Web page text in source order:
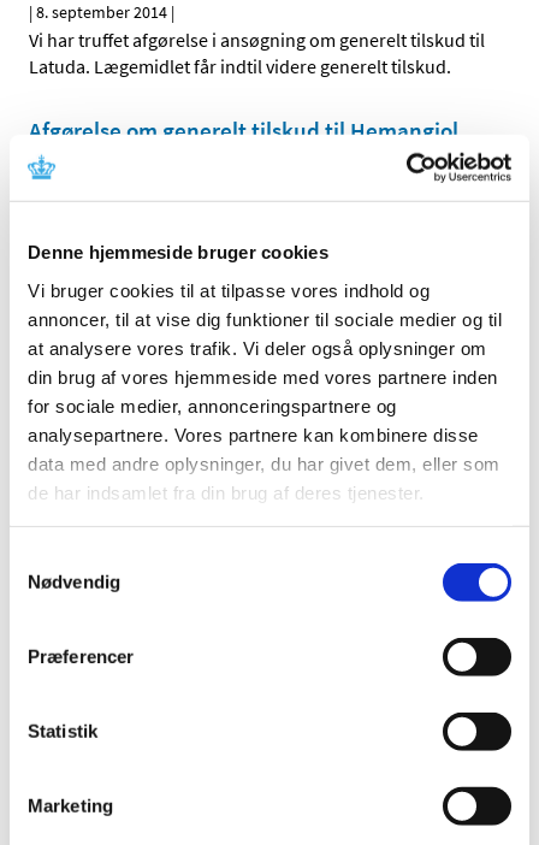
Denne hjemmeside bruger cookies
Vi bruger cookies til at tilpasse vores indhold og
annoncer, til at vise dig funktioner til sociale medier og til
at analysere vores trafik. Vi deler også oplysninger om
din brug af vores hjemmeside med vores partnere inden
for sociale medier, annonceringspartnere og
analysepartnere. Vores partnere kan kombinere disse
data med andre oplysninger, du har givet dem, eller som
de har indsamlet fra din brug af deres tjenester.
Nødvendig
Præferencer
Statistik
Marketing
|8. september 2014 |
Vi har truffet afgørelse i ansøgning om generelt tilskud til
Latuda. Lægemidlet får indtil videre generelt tilskud.
Afgørelse om generelt tilskud til Hemangiol
(opdateret)
Hemangiol. Lægemidlet får ikke generelt tilskud
Alle (2506)
TID
2026 (84)
2025 (158)
2024 (224)
2021 (516)
2019 (159)
2014 (44)